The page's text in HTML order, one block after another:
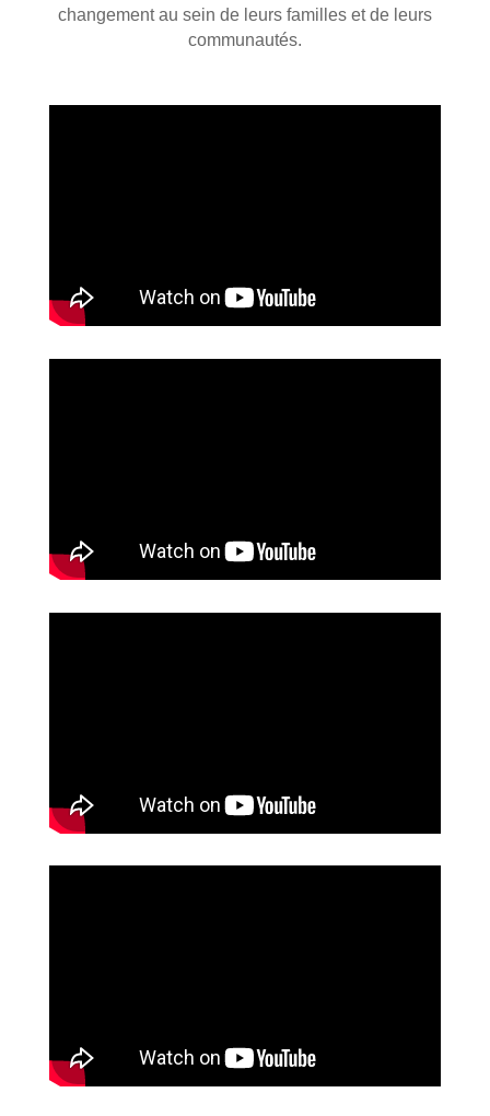
changement au sein de leurs familles et de leurs
communautés.